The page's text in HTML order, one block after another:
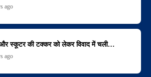
ago
स्कूटर की टक्कर को लेकर विवाद में चली…
ago